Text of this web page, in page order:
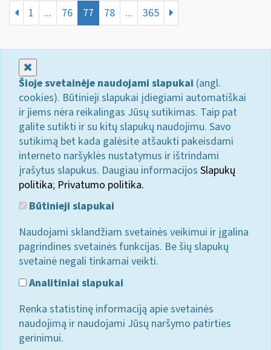
1 ... 76 77 78 ... 365
Šioje svetainėje naudojami slapukai (angl.
cookies). Būtinieji slapukai įdiegiami automatiškai
ir jiems nėra reikalingas Jūsų sutikimas. Taip pat
galite sutikti ir su kitų slapukų naudojimu. Savo
sutikimą bet kada galėsite atšaukti pakeisdami
interneto naršyklės nustatymus ir ištrindami
įrašytus slapukus. Daugiau informacijos Slapukų
politika; Privatumo politika.
Būtinieji slapukai
Naudojami sklandžiam svetainės veikimui ir įgalina
pagrindines svetainės funkcijas. Be šių slapukų
svetainė negali tinkamai veikti.
Analitiniai slapukai
Renka statistinę informaciją apie svetainės
naudojimą ir naudojami Jūsų naršymo patirties
gerinimui.